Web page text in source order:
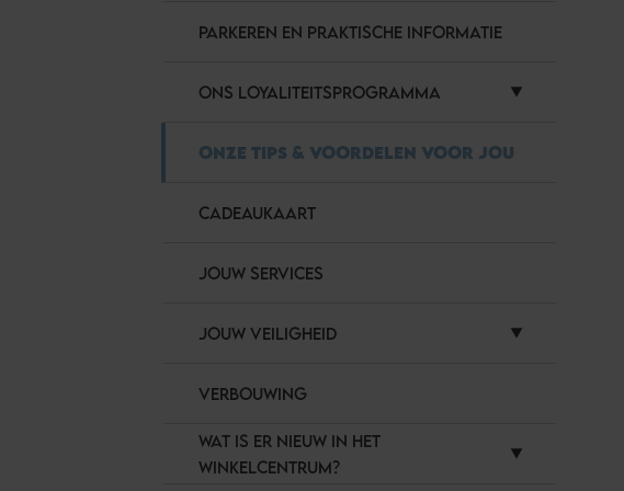
PARKEREN EN PRAKTISCHE INFORMATIE
ONS LOYALITEITSPROGRAMMA
ONZE TIPS & VOORDELEN VOOR JOU
CADEAUKAART
JOUW SERVICES
JOUW VEILIGHEID
VERBOUWING
WAT IS ER NIEUW IN HET
WINKELCENTRUM?